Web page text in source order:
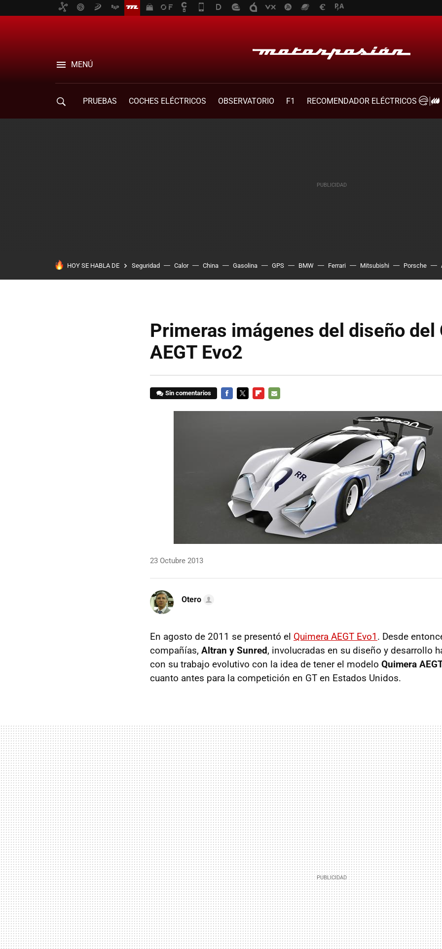
MENÚ
PRUEBAS COCHES ELÉCTRICOS OBSERVATORIO F1
RECOMENDADOR ELÉCTRICOS
HOY SE HABLA DE Seguridad Calor China Gasolina GPS BMW Ferrari Mitsubishi Porsche
Primeras imágenes del diseño del
AEGT Evo2
Sin comentarios
23 Octubre 2013
Otero
En agosto de 2011 se presentó el Quimera AEGT Evo1 . Desde
compañías, Altran y Sunred, involucradas en su diseño y desarrollo
con su trabajo evolutivo con la idea de tener el modelo Quimera
cuanto antes para la competición en GT en Estados Unidos.